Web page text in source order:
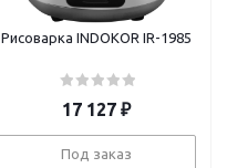
Рисоварка INDOKOR IR-1985
17 127₽
Под заказ